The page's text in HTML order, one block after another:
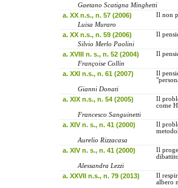
Gaetano Scatigna Minghetti
a. XX n.s., n. 57 (2006)
Il non
Luisa Muraro
a. XX n.s., n. 59 (2006)
Il
Silvio Merlo Paolini
a. XVIII n. s., n. 52 (2004)
Il
Françoise Collin
a. XXI n.s., n. 61 (2007)
Il
Gianni Donati
a. XIX n.s., n. 54 (2005)
Il
come
Francesco Sanguinetti
a. XIV n. s., n. 41 (2000)
Il
Aurelio Rizzacasa
a. XIV n. s., n. 41 (2000)
Il
Alessandra Lezzi
a. XXVII n.s., n. 79 (2013)
Il
albero